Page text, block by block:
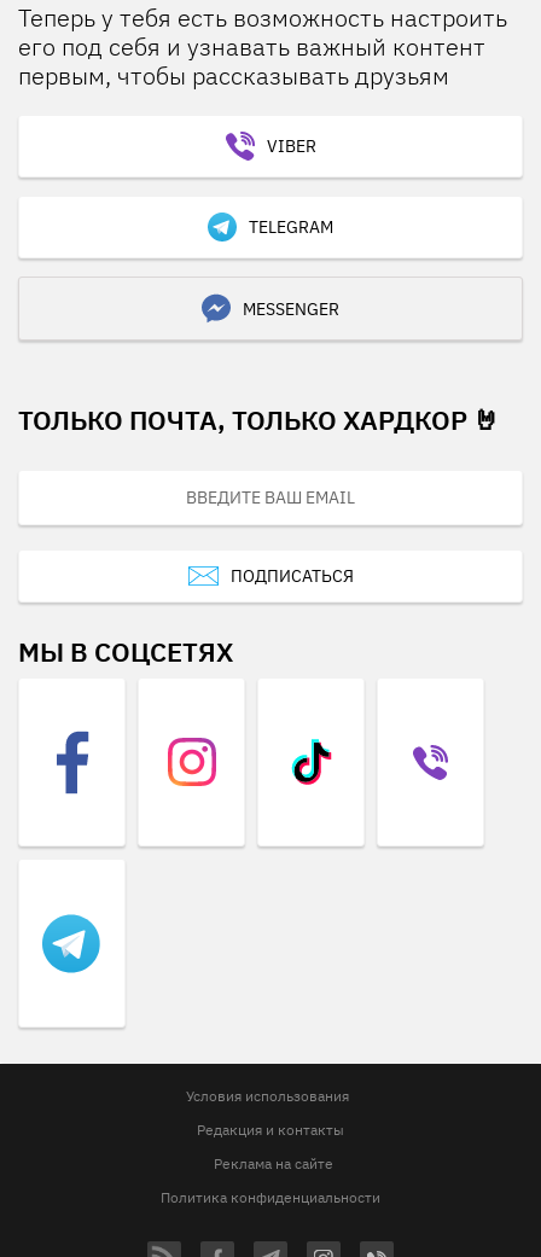
Теперь у тебя есть возможность настроить
его под себя и узнавать важный контент
первым, чтобы рассказывать друзьям
VIBER
TELEGRAM
MESSENGER
ТОЛЬКО ПОЧТА, ТОЛЬКО ХАРДКОР 🤘
ПОДПИСАТЬСЯ
МЫ В СОЦСЕТЯХ
Условия использования
Редакция и контакты
Реклама на сайте
Политика конфиденциальности